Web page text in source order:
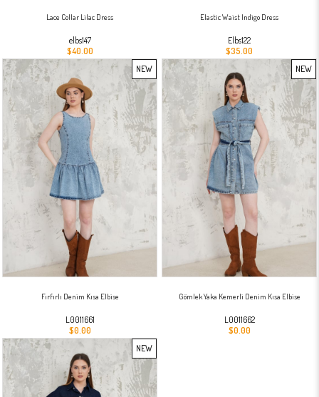
Lace Collar Lilac Dress
elbs147
$40.00
Elastic Waist Indigo Dress
Elbs122
$35.00
Fırfırlı Denim Kısa Elbise
L0011661
$0.00
NEW
ITEM
Gömlek Yaka Kemerli Denim Kısa Elbise
L0011662
$0.00
NEW
ITEM
NEW
ITEM